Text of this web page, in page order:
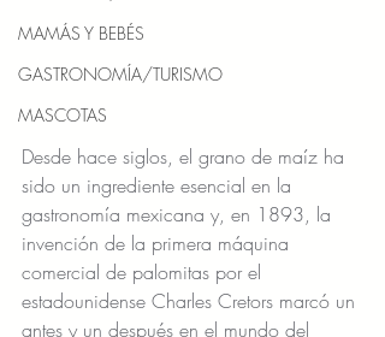
MAMÁS Y BEBÉS
GASTRONOMÍA/TURISMO
MASCOTAS
Desde hace siglos, el grano de maíz ha
sido un ingrediente esencial en la
gastronomía mexicana y, en 1893, la
invención de la primera máquina
comercial de palomitas por el
estadounidense Charles Cretors marcó un
antes y un después en el mundo del